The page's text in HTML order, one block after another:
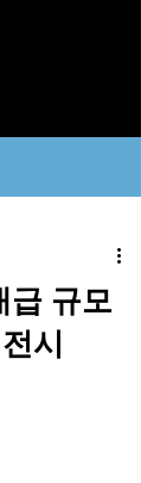
급 규모
시